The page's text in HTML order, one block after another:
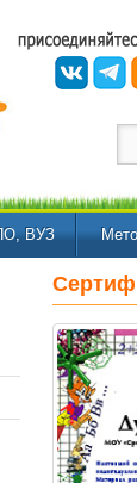
ВУЗ